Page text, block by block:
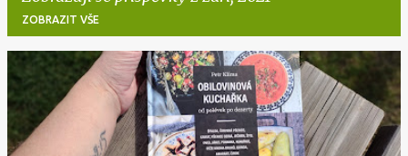
ZOBRAZIT VŠE
P
ř